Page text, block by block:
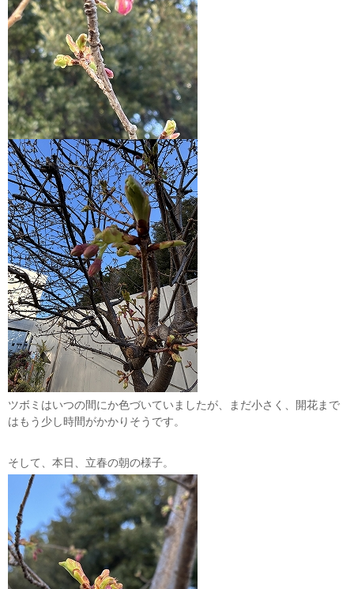
ツボミはいつの間にか色づいていましたが、まだ小さく、開花まで
はもう少し時間がかかりそうです。
そして、本日、立春の朝の様子。